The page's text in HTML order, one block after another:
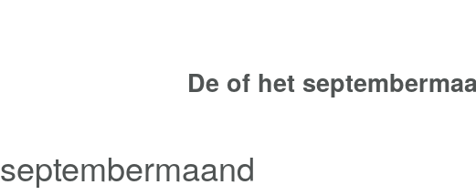
De of het
septembermaand